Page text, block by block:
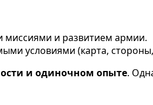
миссиями и развитием армии.
условиями (карта,
и одиночном опыте.